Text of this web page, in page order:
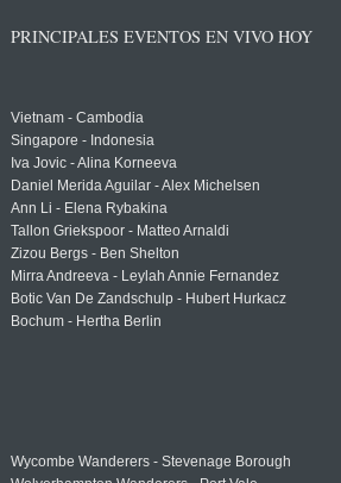
PRINCIPALES EVENTOS EN VIVO HOY
Vietnam - Cambodia
Singapore - Indonesia
Iva Jovic - Alina Korneeva
Daniel Merida Aguilar - Alex Michelsen
Ann Li - Elena Rybakina
Tallon Griekspoor - Matteo Arnaldi
Zizou Bergs - Ben Shelton
Mirra Andreeva - Leylah Annie Fernandez
Botic Van De Zandschulp - Hubert Hurkacz
Bochum - Hertha Berlin
Wycombe Wanderers - Stevenage Borough